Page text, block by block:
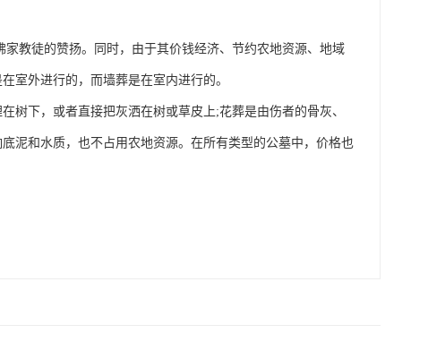
教徒的赞扬。同时，由于其价钱经济、节约农地资源、地域
室外进行的，而墙葬是在室内进行的。
树下，或者直接把灰洒在树或草皮上;花葬是由伤者的骨灰、
泥和水质，也不占用农地资源。在所有类型的公墓中，价格也